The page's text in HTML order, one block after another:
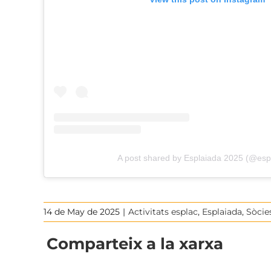
A post shared by Esplaiada 2025
14 de May de 2025 | Activitats esplac, Esplaiada,
Comparteix a la xarxa